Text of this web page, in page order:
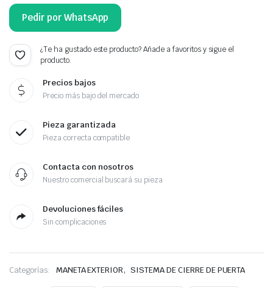
Pedir por WhatsApp
¿Te ha gustado este producto? Añade a favoritos y sigue el
producto.
Precios bajos
Precio más bajo del mercado
Pieza garantizada
Pieza correcta compatible
Contacta con nosotros
Nuestro comercial buscará su pieza
Devoluciones fáciles
Sin complicaciones
Categorías: MANETA EXTERIOR, SISTEMA DE CIERRE DE PUERTA